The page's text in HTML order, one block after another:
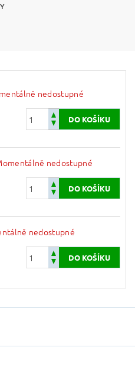
nedostupné
nedostupné
nedostupné